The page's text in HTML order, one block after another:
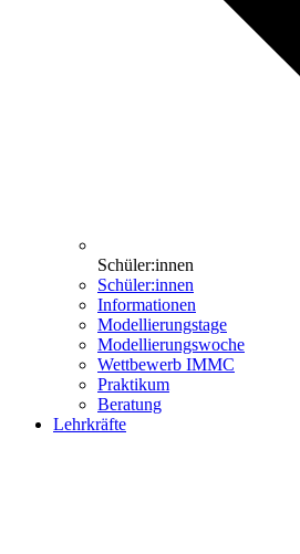
Schüler:innen
Schüler:innen
Informationen
Modellierungstage
Modellierungswoche
Wettbewerb IMMC
Praktikum
Beratung
Lehrkräfte